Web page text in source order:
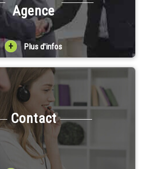
Agence
+ Plus d'infos
Contact